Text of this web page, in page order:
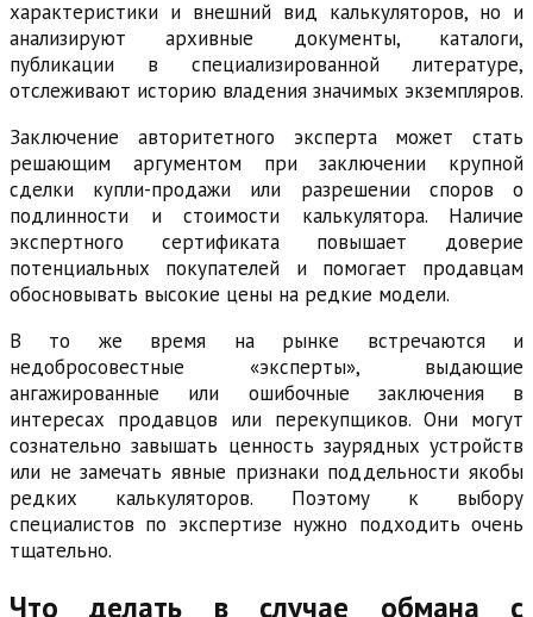
характеристики и внешний вид калькуляторов, но и
анализируют архивные документы, каталоги,
публикации в специализированной литературе,
отслеживают историю владения значимых экземпляров.
Заключение авторитетного эксперта может стать
решающим аргументом при заключении крупной
сделки купли-продажи или разрешении споров о
подлинности и стоимости калькулятора. Наличие
экспертного сертификата повышает доверие
потенциальных покупателей и помогает продавцам
обосновывать высокие цены на редкие модели.
В то же время на рынке встречаются и
недобросовестные «эксперты», выдающие
ангажированные или ошибочные заключения в
интересах продавцов или перекупщиков. Они могут
сознательно завышать ценность заурядных устройств
или не замечать явные признаки поддельности якобы
редких калькуляторов. Поэтому к выбору
специалистов по экспертизе нужно подходить очень
тщательно.
Что делать в случае обмана с